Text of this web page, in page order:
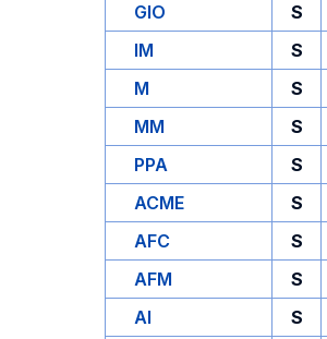
GIO
S
IM
S
M
S
MM
S
PPA
S
ACME
S
AFC
S
AFM
S
AI
S